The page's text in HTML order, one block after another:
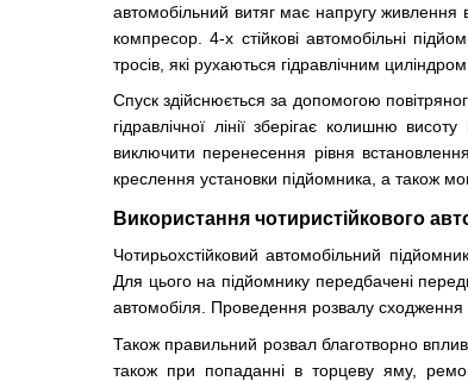
автомобільний витяг має напругу
компресор. 4-х стійкові автомобільні
тросів, які рухаються гідравлічним циліндром.
Спуск здійснюється за допомогою
гідравлічної лінії зберігає колишню
виключити перенесення рівня
креслення установки підйомника, а також
Використання чотиристійкового
Чотирьохстійковий автомобільний
Для цього на підйомнику передбачені
автомобіля. Проведення розвалу сходження
Також правильний розвал благотворно
також при попаданні в торцеву яму,